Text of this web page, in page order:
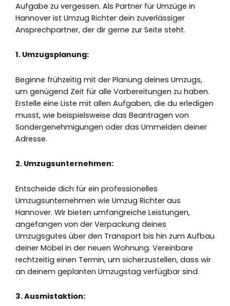
Aufgabe zu vergessen. Als Partner für Umzüge in
Hannover ist Umzug Richter dein zuverlässiger
Ansprechpartner, der dir gerne zur Seite steht.
1. Umzugsplanung:
Beginne frühzeitig mit der Planung deines Umzugs,
um genügend Zeit für alle Vorbereitungen zu haben.
Erstelle eine Liste mit allen Aufgaben, die du erledigen
musst, wie beispielsweise das Beantragen von
Sondergenehmigungen oder das Ummelden deiner
Adresse.
2. Umzugsunternehmen:
Entscheide dich für ein professionelles
Umzugsunternehmen wie Umzug Richter aus
Hannover. Wir bieten umfangreiche Leistungen,
angefangen von der Verpackung deines
Umzugsgutes über den Transport bis hin zum Aufbau
deiner Möbel in der neuen Wohnung. Vereinbare
rechtzeitig einen Termin, um sicherzustellen, dass wir
an deinem geplanten Umzugstag verfügbar sind.
3. Ausmistaktion: